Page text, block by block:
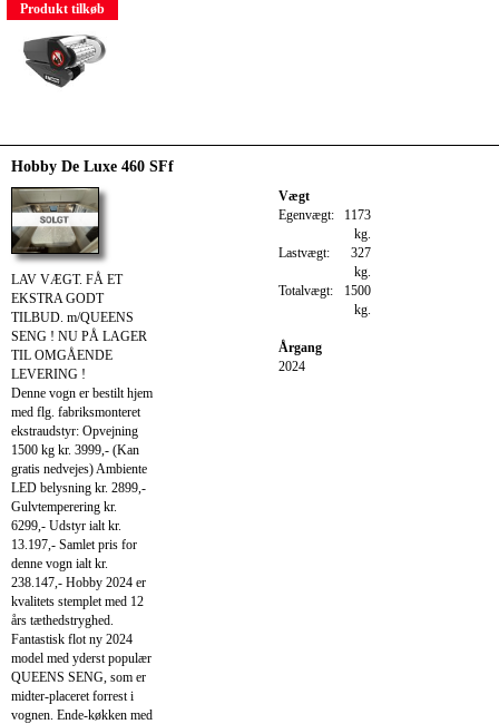
Produkt tilkøb
Hobby De Luxe 460 SFf
LAV VÆGT. FÅ ET
EKSTRA GODT
TILBUD. m/QUEENS
SENG ! NU PÅ LAGER
TIL OMGÅENDE
LEVERING !
Denne vogn er bestilt hjem
med flg. fabriksmonteret
ekstraudstyr: Opvejning
1500 kg kr. 3999,- (Kan
gratis nedvejes) Ambiente
LED belysning kr. 2899,-
Gulvtemperering kr.
6299,- Udstyr ialt kr.
13.197,- Samlet pris for
denne vogn ialt kr.
238.147,- Hobby 2024 er
kvalitets stemplet med 12
års tæthedstryghed.
Fantastisk flot ny 2024
model med yderst populær
QUEENS SENG, som er
midter-placeret forrest i
vognen. Ende-køkken med
Vægt
Egenvægt: 1173
kg.
Lastvægt:
327
kg.
Totalvægt:
1500
kg.
Årgang
2024